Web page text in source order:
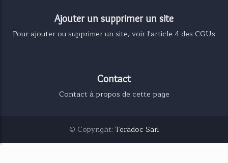
Ajouter un supprimer un site
Pour ajouter ou supprimer un site, voir l'article 4 des CGUs
Contact
Contact à propos de cette page
© Copyright: Teradoc Sarl